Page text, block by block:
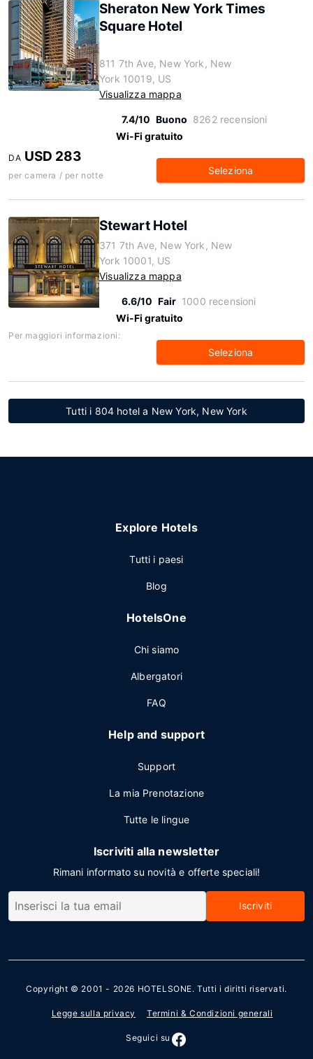
Sheraton New York Times
Square Hotel
811 7th Ave, New York, New
York 10019, US
Visualizza mappa
7.4/10 Buono 8262 recensioni
Wi-Fi gratuito
DA USD 283
per camera / per notte Seleziona
Stewart Hotel
371 7th Ave, New York, New
York 10001, US
Visualizza mappa
6.6/10 Fair 1000 recensioni
Wi-Fi gratuito
Per maggiori informazioni:
Seleziona
Tutti i 804 hotel a New York, New York
Explore Hotels
Tutti i paesi
Blog
HotelsOne
Chi siamo
Albergatori
FAQ
Help and support
Support
La mia Prenotazione
Tutte le lingue
Iscriviti alla newsletter
Rimani informato su novità e offerte speciali!
Iscriviti
Copyright © 2001 - 2026 HOTELSONE. Tutti i diritti riservati.
Legge sulla privacy Termini & Condizioni generali
Seguici su